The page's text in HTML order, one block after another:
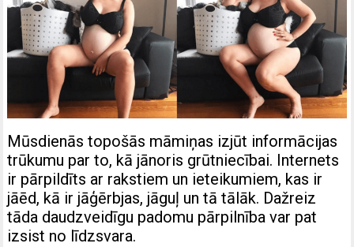
Mūsdienās topošās māmiņas izjūt informācijas
trūkumu par to, kā jānoris grūtniecībai. Internets
ir pārpildīts ar rakstiem un ieteikumiem, kas ir
jāēd, kā ir jāģērbjas, jāguļ un tā tālāk. Dažreiz
tāda daudzveidīgu padomu pārpilnība var pat
izsist no līdzsvara.